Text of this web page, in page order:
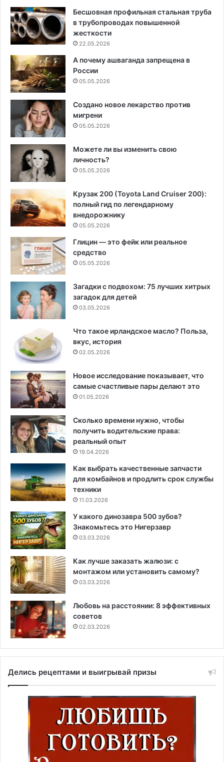
Бесшовная профильная стальная труба
в трубопроводах повышенной
жесткости
22.05.2026
А почему ашваганда запрещена в
России
05.05.2026
Создано новое лекарство против
мигрени
05.05.2026
Можете ли вы изменить свою
личность?
05.05.2026
Крузак 200 (Toyota Land Cruiser 200):
полный гид по легендарному
внедорожнику
05.05.2026
Глицин — это фейк или реальное
средство
05.05.2026
Загадки с подвохом: 75 лучших хитрых
загадок для детей
03.05.2026
Что такое ирландское масло? Польза,
вкус, история
02.05.2026
Новое исследование показывает, что
самые счастливые пары делают это
01.05.2026
Сколько времени нужно, чтобы
получить водительские права:
реальный опыт
19.04.2026
Как выбрать качественные запчасти
для комбайнов и продлить срок службы
техники
11.03.2026
У какого динозавра 500 зубов?
Знакомьтесь это Нигерзавр
03.03.2026
Как лучше заказать жалюзи: с
монтажом или установить самому?
03.03.2026
Любовь на расстоянии: 8 эффективных
советов
02.03.2026
Делись рецептами и выигрывай призы